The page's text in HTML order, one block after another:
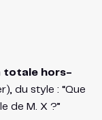
totale hors-
du style : “Que
de M. X ?”